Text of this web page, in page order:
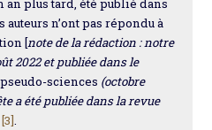
an plus tard, été publié dans
n’ont pas répondu à
[note de la rédaction : notre
2022 et publiée dans le
sciences (octobre
a été publiée dans la revue
[3].